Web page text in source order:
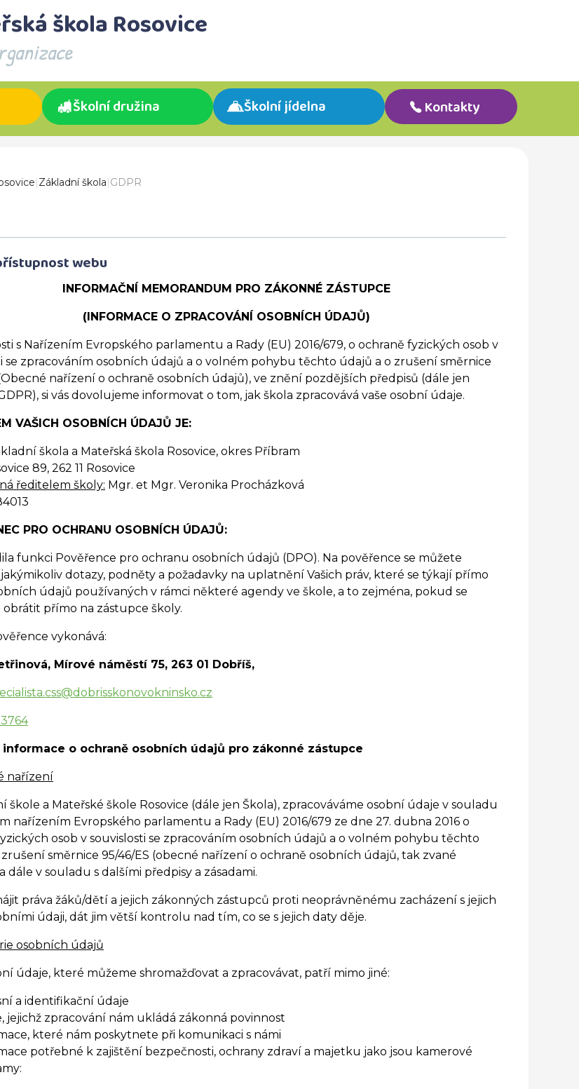
škola Rosovice
Školní družina Školní jídelna Kontakty
|Základní škola|GDPR
webu
INFORMAČNÍ MEMORANDUM PRO ZÁKONNÉ ZÁSTUPCE
(INFORMACE O ZPRACOVÁNÍ OSOBNÍCH ÚDAJŮ)
s Nařízením Evropského parlamentu a Rady (EU) 2016/679, o ochraně fyzických osob v
se zpracováním osobních údajů a o volném pohybu těchto údajů a o zrušení směrnice
nařízení o ochraně osobních údajů), ve znění pozdějších předpisů (dále jen
si vás dovolujeme informovat o tom, jak škola zpracovává vaše osobní údaje.
VAŠICH OSOBNÍCH ÚDAJŮ JE:
škola a Mateřská škola Rosovice, okres Příbram
89, 262 11 Rosovice
ředitelem školy: Mgr. et Mgr. Veronika Procházková
PRO OCHRANU OSOBNÍCH ÚDAJŮ:
funkci Pověřence pro ochranu osobních údajů (DPO). Na pověřence se můžete
dotazy, podněty a požadavky na uplatnění Vašich práv, které se týkají přímo
údajů používaných v rámci některé agendy ve škole, a to zejména, pokud se
přímo na zástupce školy.
vykonává:
Mírové náměstí 75, 263 01 Dobříš,
o ochraně osobních údajů pro zákonné zástupce
nařízení
škole a Mateřské škole Rosovice (dále jen Škola), zpracováváme osobní údaje v souladu
nařízením Evropského parlamentu a Rady (EU) 2016/679 ze dne 27. dubna 2016 o
osob v souvislosti se zpracováním osobních údajů a o volném pohybu těchto
směrnice 95/46/ES (obecné nařízení o ochraně osobních údajů, tak zvané
a dále v souladu s dalšími předpisy a zásadami.
práva žáků/dětí a jejich zákonných zástupců proti neoprávněnému zacházení s jejich
údaji, dát jim větší kontrolu nad tím, co se s jejich daty děje.
osobních údajů
údaje, které můžeme shromažďovat a zpracovávat, patří mimo jiné:
a identifikační údaje
jejichž zpracování nám ukládá zákonná povinnost
které nám poskytnete při komunikaci s námi
potřebné k zajištění bezpečnosti, ochrany zdraví a majetku jako jsou kamerové